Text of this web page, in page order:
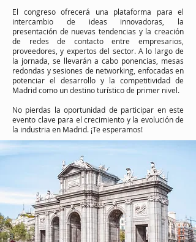
El congreso ofrecerá una plataforma para el
intercambio de ideas innovadoras, la
presentación de nuevas tendencias y la creación
de redes de contacto entre empresarios,
proveedores, y expertos del sector. A lo largo de
la jornada, se llevarán a cabo ponencias, mesas
redondas y sesiones de networking, enfocadas en
potenciar el desarrollo y la competitividad de
Madrid como un destino turístico de primer nivel.
No pierdas la oportunidad de participar en este
evento clave para el crecimiento y la evolución de
la industria en Madrid. ¡Te esperamos!